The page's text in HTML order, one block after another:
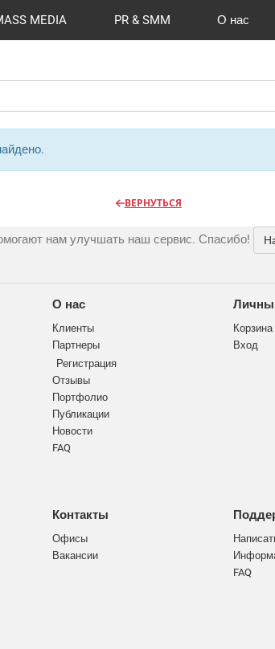
MEDIA PR & SMM О нас
ВЕРНУТЬСЯ
нам улучшать наш сервис. Спасибо!
О нас
Клиенты
Партнеры
Регистрация
Отзывы
Портфолио
Публикации
Новости
FAQ
Контакты
Офисы
Вакансии
Корзина
Вход
FAQ